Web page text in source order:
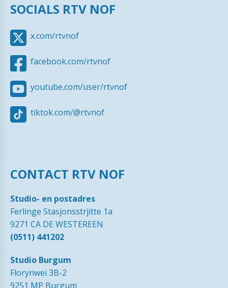
SOCIALS RTV NOF
x.com/rtvnof
facebook.com/rtvnof
youtube.com/user/rtvnof
tiktok.com/@rtvnof
CONTACT RTV NOF
Studio- en postadres
Ferlinge Stasjonsstrjitte 1a
9271 CA DE WESTEREEN
(0511) 441202
Studio Burgum
Florynwei 3B-2
9251 MP Burgum